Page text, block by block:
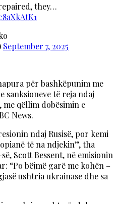
they…
September 7, 2025
për bashkëpunim me
sanksioneve të reja ndaj
me qëllim dobësimin e
News.
ndaj Rusisë, por kemi
të na ndjekin”, tha
Scott Bessent, në emisionin
“Po bëjmë garë me kohën –
ushtria ukrainase dhe sa